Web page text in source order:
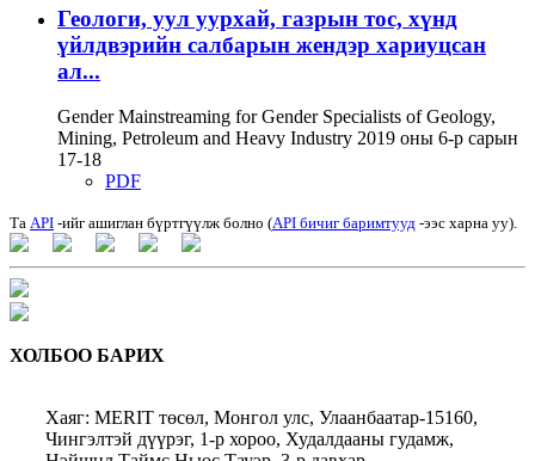
Геологи, уул уурхай, газрын тос, хүнд
үйлдвэрийн салбарын жендэр хариуцсан
ал...
Gender Mainstreaming for Gender Specialists of Geology,
Mining, Petroleum and Heavy Industry 2019 оны 6-р сарын
17-18
PDF
Та API -ийг ашиглан бүртгүүлж болно (API бичиг баримтууд -ээс харна уу).
ХОЛБОО БАРИХ
Хаяг: MERIT төсөл, Монгол улс, Улаанбаатар-15160,
Чингэлтэй дүүрэг, 1-р хороо, Худалдааны гудамж,